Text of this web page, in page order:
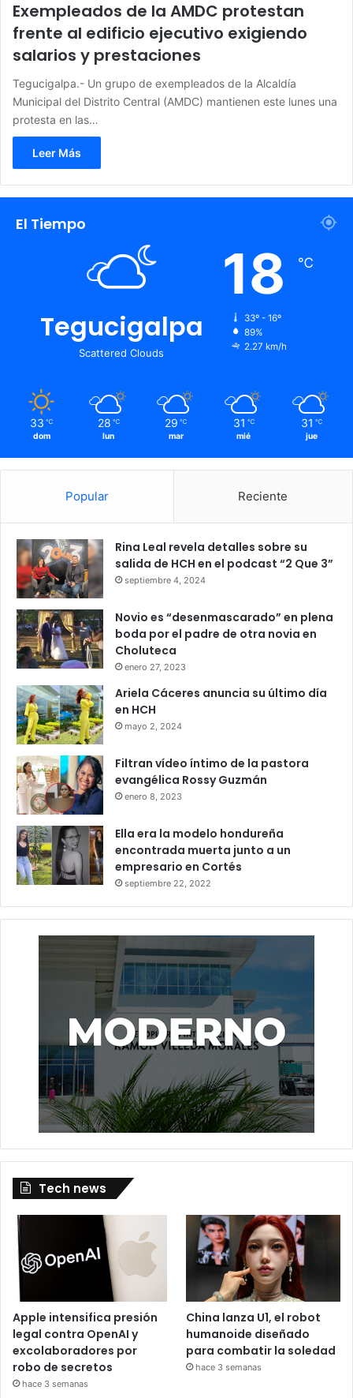
Exempleados de la AMDC protestan
frente al edificio ejecutivo exigiendo
salarios y prestaciones
Tegucigalpa.- Un grupo de exempleados de la Alcaldía
Municipal del Distrito Central (AMDC) mantienen este lunes una
protesta en las…
Leer Más
El Tiempo
Tegucigalpa
Scattered Clouds
18 ℃
33º - 16º
89%
2.27 km/h
33 ℃
dom
28 ℃
lun
29 ℃
mar
31 ℃
mié
31 ℃
jue
Popular Reciente
Rina Leal revela detalles sobre su
salida de HCH en el podcast “2 Que 3”
septiembre 4, 2024
Novio es “desenmascarado” en plena
boda por el padre de otra novia en
Choluteca
enero 27, 2023
Ariela Cáceres anuncia su último día
en HCH
mayo 2, 2024
Filtran vídeo íntimo de la pastora
evangélica Rossy Guzmán
enero 8, 2023
Ella era la modelo hondureña
encontrada muerta junto a un
empresario en Cortés
septiembre 22, 2022
Tech news
Apple intensifica presión
legal contra OpenAI y
excolaboradores por
robo de secretos
hace 3 semanas
China lanza U1, el robot
humanoide diseñado
para combatir la soledad
hace 3 semanas